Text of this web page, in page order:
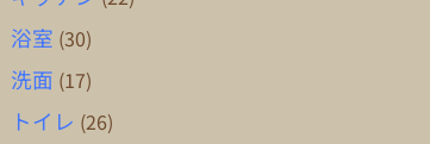
浴室 (30)
洗面 (17)
トイレ (26)